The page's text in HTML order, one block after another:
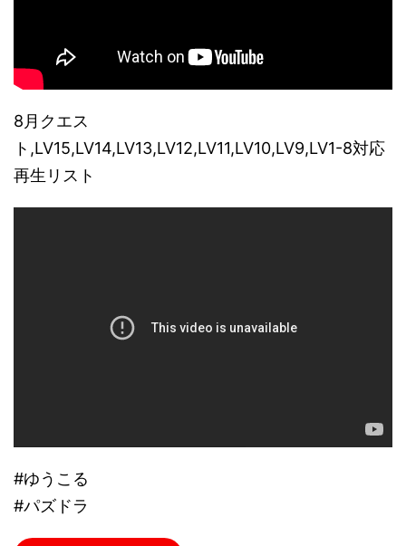
8月クエス
ト,LV15,LV14,LV13,LV12,LV11,LV10,LV9,LV1-8対応
再生リスト
#ゆうこる
#パズドラ